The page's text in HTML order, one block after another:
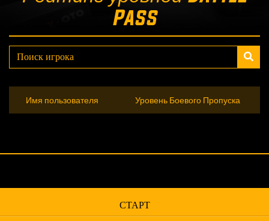
Pass
Имя пользователя Уровень Боевого Пропуска
СТАРТ